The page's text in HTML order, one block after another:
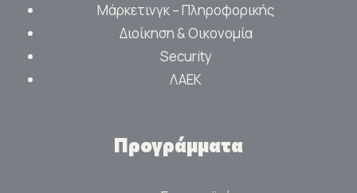
Μάρκετινγκ – Πληροφορικής
Διοίκηση & Οικονομία
Security
ΛΑΕΚ
Προγράμματα